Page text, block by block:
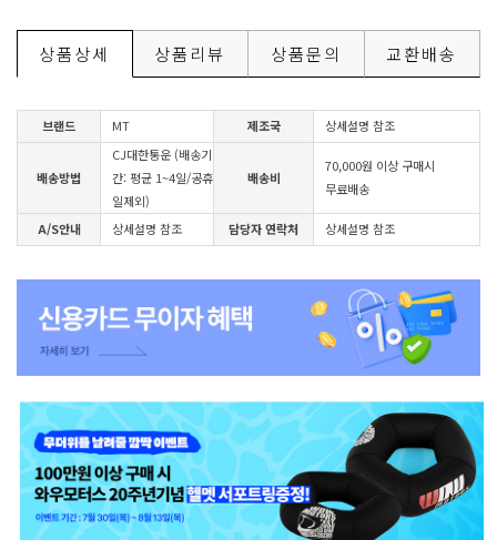
상품상세 상품리뷰 상품문의 교환배송
브랜드 MT 제조국 상세설명 참조
배송방법
CJ대한통운 (배송기
간: 평균 1~4일/공휴
일제외)
배송비
70,000원 이상 구매시
무료배송
A/S안내 상세설명 참조 담당자 연락처 상세설명 참조